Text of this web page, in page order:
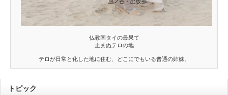
仏教国タイの最果て
止まぬテロの地
テロが日常と化した地に住む、どこにでもいる普通の姉妹。
トピック